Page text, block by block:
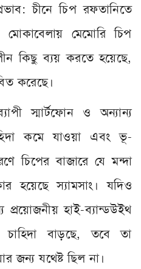
চীনে চিপ রফতানিতে
মোকাবেলায় মেমোরি চিপ
কিছু ব্যয় করতে হয়েছে,
করেছে।
স্মার্টফোন ও অন্যান্য
কমে যাওয়া এবং ভূ-
চিপের বাজারে যে মন্দা
হয়েছে স্যামসাং। যদিও
প্রয়োজনীয় হাই-ব্যান্ডউইথ
বাড়ছে, তবে তা
জন্য যথেষ্ট ছিল না।